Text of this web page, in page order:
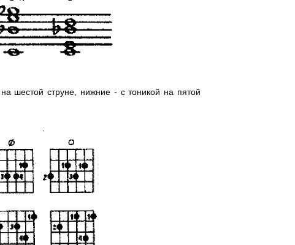
шестой струне, нижние - с тоникой на пятой